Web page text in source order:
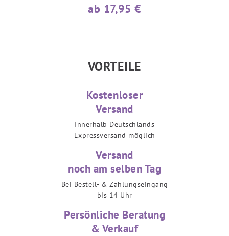
ab 17,95 €
VORTEILE
Kostenloser
Versand
Innerhalb Deutschlands
Expressversand möglich
Versand
noch am selben Tag
Bei Bestell- & Zahlungseingang
bis 14 Uhr
Persönliche Beratung
& Verkauf